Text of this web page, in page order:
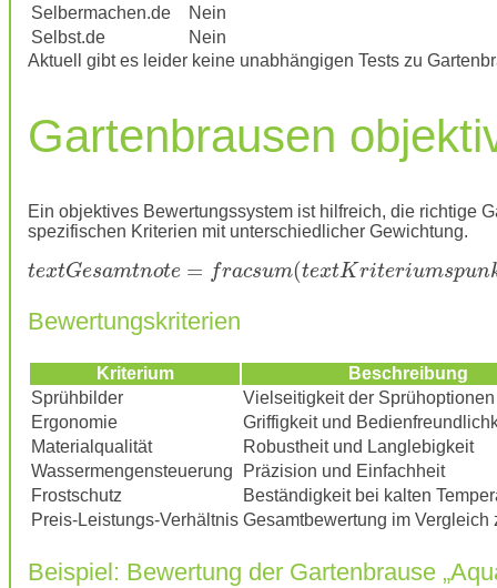
Selbermachen.de
Nein
Selbst.de
Nein
Aktuell gibt es leider keine unabhängigen Tests zu
Gartenbrausen
Ein objektives Bewertungssystem ist hilfreich, die richtige
spezifischen Kriterien mit unterschiedlicher Gewichtung.
textGesamtnote = fracsum(textK riteriumspun
Bewertungskriterien
Kriterium
Beschreibung
Sprühbilder
Vielseitigkeit der Sprühoptionen
Ergonomie
Griffigkeit und
Materialqualität
Robustheit und Langlebigkeit
Wassermengensteuerung
Präzision und Einfachheit
Frostschutz
Beständigkeit bei kalten
Preis-Leistungs-Verhältnis Gesamtbewertung im Vergleich
Beispiel: Bewertung der Gartenbrause